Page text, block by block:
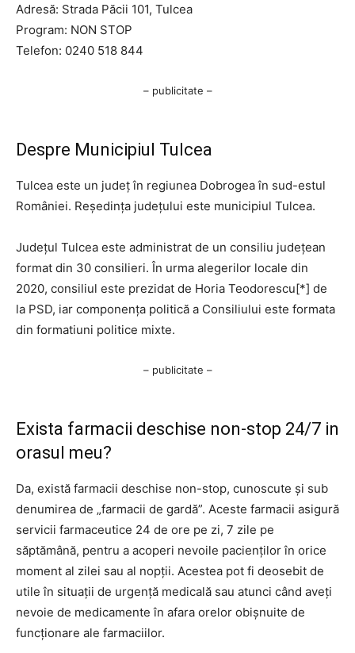
Adresă: Strada Păcii 101, Tulcea
Program: NON STOP
Telefon: 0240 518 844
– publicitate –
Despre Municipiul Tulcea
Tulcea este un județ în regiunea Dobrogea în sud-estul
României. Reședința județului este municipiul Tulcea.
Județul Tulcea este administrat de un consiliu județean
format din 30 consilieri. În urma alegerilor locale din
2020, consiliul este prezidat de Horia Teodorescu[*] de
la PSD, iar componența politică a Consiliului este formata
din formatiuni politice mixte.
– publicitate –
Exista farmacii deschise non-stop 24/7 in
orasul meu?
Da, există farmacii deschise non-stop, cunoscute și sub
denumirea de „farmacii de gardă”. Aceste farmacii asigură
servicii farmaceutice 24 de ore pe zi, 7 zile pe
săptămână, pentru a acoperi nevoile pacienților în orice
moment al zilei sau al nopții. Acestea pot fi deosebit de
utile în situații de urgență medicală sau atunci când aveți
nevoie de medicamente în afara orelor obișnuite de
funcționare ale farmaciilor.